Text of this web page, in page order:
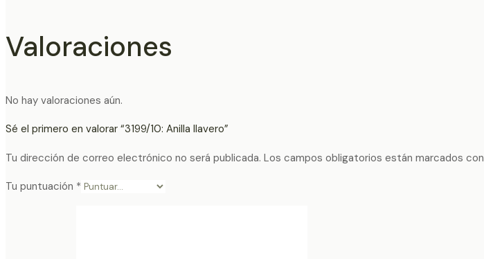
Valoraciones
No hay valoraciones aún.
Sé el primero en valorar “3199/10: Anilla llavero”
Tu dirección de correo electrónico no será publicada. Los campos obligatorios están marcados con
Tu puntuación *